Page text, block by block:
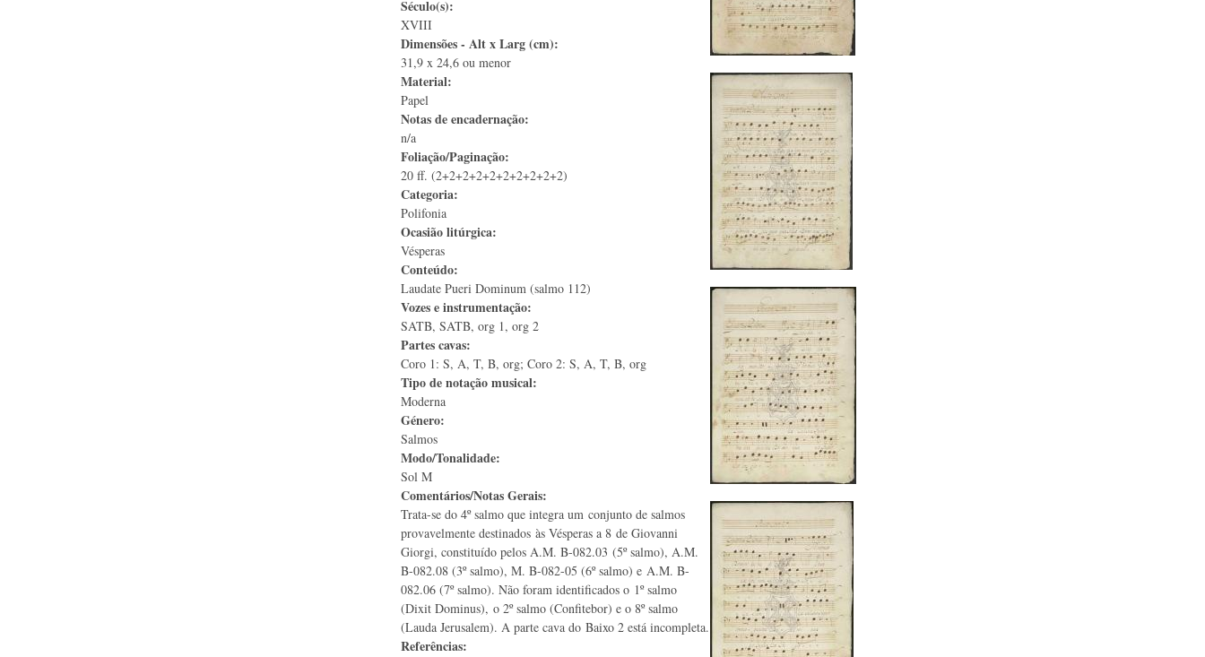
Século(s):
XVIII
Dimensões - Alt x Larg (cm):
31,9 x 24,6 ou menor
Material:
Papel
Notas de encadernação:
n/a
Foliação/Paginação:
20 ff. (2+2+2+2+2+2+2+2+2+2)
Categoria:
Polifonia
Ocasião litúrgica:
Vésperas
Conteúdo:
Laudate Pueri Dominum (salmo 112)
Vozes e instrumentação:
SATB, SATB, org 1, org 2
Partes cavas:
Coro 1: S, A, T, B, org; Coro 2: S, A, T, B, org
Tipo de notação musical:
Moderna
Género:
Salmos
Modo/Tonalidade:
Sol M
Comentários/Notas Gerais:
Trata-se do 4º salmo que integra um conjunto de salmos
provavelmente destinados às Vésperas a 8 de Giovanni
Giorgi, constituído pelos A.M. B-082.03 (5º salmo), A.M.
B-082.08 (3º salmo), M. B-082-05 (6º salmo) e A.M. B-
082.06 (7º salmo). Não foram identificados o 1º salmo
(Dixit Dominus), o 2º salmo (Confitebor) e o 8º salmo
(Lauda Jerusalem). A parte cava do Baixo 2 está incompleta.
Referências: